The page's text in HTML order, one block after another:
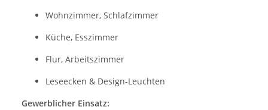
Wohnzimmer, Schlafzimmer
Küche, Esszimmer
Flur, Arbeitszimmer
Leseecken & Design-Leuchten
Gewerblicher Einsatz: